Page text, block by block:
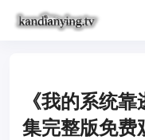
《我的系统
集完整版免费